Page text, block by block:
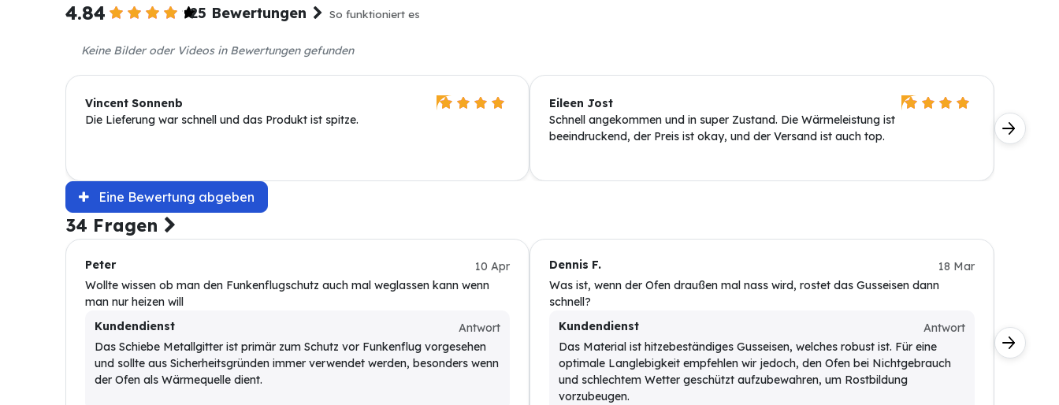
4.84 25 Bewertungen So funktioniert es
Keine Bilder oder Videos in Bewertungen gefunden
Vincent Sonnenb
Die Lieferung war schnell und das Produkt ist spitze.
Eileen Jost
Schnell angekommen und in super Zustand. Die Wärmeleistung ist
beeindruckend, der Preis ist okay, und der Versand ist auch top.
Super
Eine Bewertung abgeben
34 Fragen
Peter
10 Apr
Wollte wissen ob man den Funkenflugschutz auch mal weglassen kann wenn
man nur heizen will
Kundendienst
Antwort
Das Schiebe Metallgitter ist primär zum Schutz vor Funkenflug vorgesehen
und sollte aus Sicherheitsgründen immer verwendet werden, besonders wenn
der Ofen als Wärmequelle dient.
Dennis F.
18 Mar
Was ist, wenn der Ofen draußen mal nass wird, rostet das Gusseisen dann
schnell?
Kundendienst
Antwort
Das Material ist hitzebeständiges Gusseisen, welches robust ist. Für eine
optimale Langlebigkeit empfehlen wir jedoch, den Ofen bei Nichtgebrauch
und schlechtem Wetter geschützt aufzubewahren, um Rostbildung
vorzubeugen.
Ja,